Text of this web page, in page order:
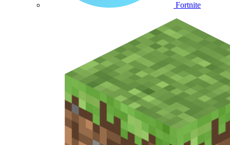
Fortnite